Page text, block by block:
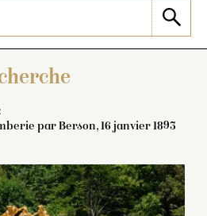
par Berson, 16 janvier 1893